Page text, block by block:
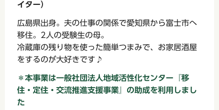
イター）
広島県出身。夫の仕事の関係で愛知県から富士市へ
移住。2人の受験生の母。
冷蔵庫の残り物を使った簡単つまみで、お家居酒屋
をするのが大好きです♪
＊本事業は一般社団法人地域活性化センター『移
住・定住・交流推進支援事業』の助成を利用しまし
た